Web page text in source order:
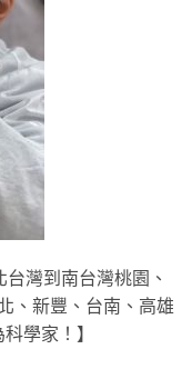
灣到南台灣桃園、
、新豐、台南、高雄
學家！】